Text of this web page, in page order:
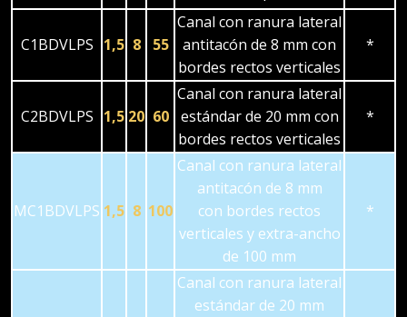
C1BDVLPS 1,5 8 55
Canal con ranura lateral
antitacón de 8 mm con
bordes rectos verticales
*
C2BDVLPS 1,5 20 60
Canal con ranura lateral
estándar de 20 mm con
bordes rectos verticales
*
MC1BDVLPS 1,5 8 100
Canal con ranura lateral
antitacón de 8 mm
con bordes rectos
verticales y extra-ancho
de 100 mm
*
Canal con ranura lateral
estándar de 20 mm